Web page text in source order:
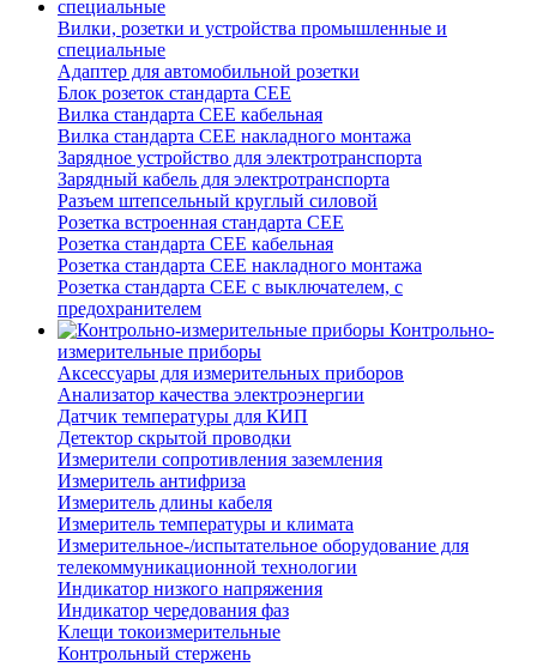
Вилки, розетки и устройства промышленные и
специальные
Адаптер для автомобильной розетки
Блок розеток стандарта CEE
Вилка стандарта CEE кабельная
Вилка стандарта CEE накладного монтажа
Зарядное устройство для электротранспорта
Зарядный кабель для электротранспорта
Разъем штепсельный круглый силовой
Розетка встроенная стандарта CEE
Розетка стандарта СЕЕ кабельная
Розетка стандарта СЕЕ накладного монтажа
Розетка стандарта СЕЕ с выключателем, с
предохранителем
Контрольно-
измерительные приборы
Аксессуары для измерительных приборов
Анализатор качества электроэнергии
Датчик температуры для КИП
Детектор скрытой проводки
Измерители сопротивления заземления
Измеритель антифриза
Измеритель длины кабеля
Измеритель температуры и климата
Измерительное-/испытательное оборудование для
телекоммуникационной технологии
Индикатор низкого напряжения
Индикатор чередования фаз
Клещи токоизмерительные
Контрольный стержень